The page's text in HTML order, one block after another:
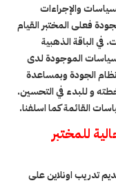
والإجراءات
فعلى المختبر القيام
في الباقة الذهبية
الموجودة لدى
الجودة وبمساعدة
و للبدء في التحسين.
القائمة كما اسلفنا.
للمختبر
تدريب اونلاين على